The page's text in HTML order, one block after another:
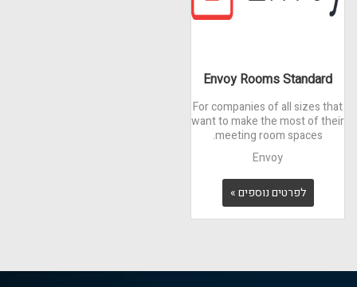
Envoy Rooms Standard
For companies of all sizes that
want to make the most of their
meeting room spaces.
Envoy
לפרטים נוספים »